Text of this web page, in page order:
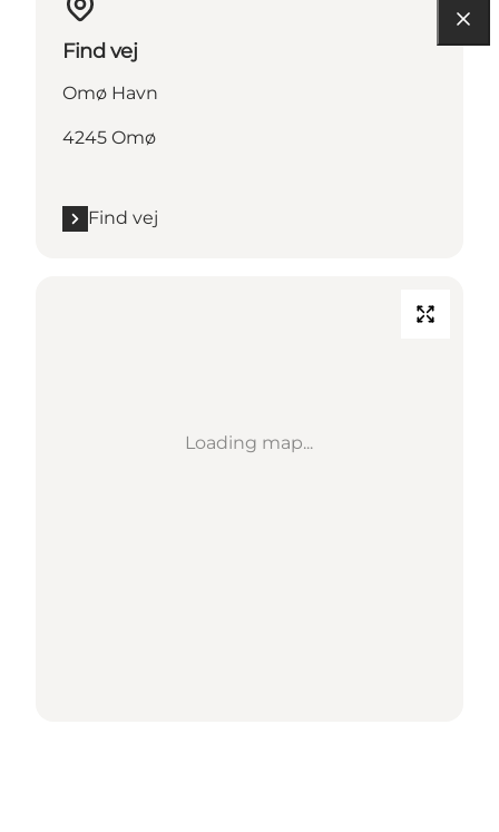
Find vej
Omø Havn
4245 Omø
Find vej
Loading map...